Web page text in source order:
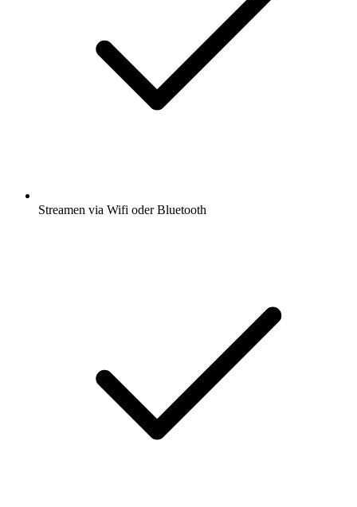
Streamen via Wifi oder Bluetooth